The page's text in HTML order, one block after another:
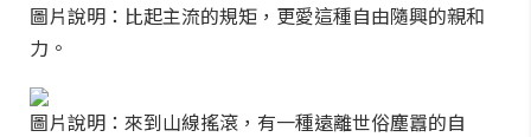
圖片說明：比起主流的規矩，更愛這種自由隨興的親和
力。
圖片說明：來到山線搖滾，有一種遠離世俗塵囂的自